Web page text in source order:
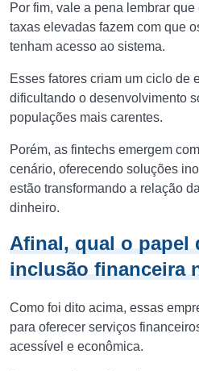
Por fim, vale a pena lembrar
taxas elevadas fazem com que
tenham acesso ao sistema.
Esses fatores criam um ciclo de
dificultando o desenvolvimento
populações mais carentes.
Porém, as fintechs emergem
cenário, oferecendo soluções
estão transformando a relação
dinheiro.
Afinal, qual o papel
inclusão financeira
Como foi dito acima, essas
para oferecer serviços
acessível e econômica.